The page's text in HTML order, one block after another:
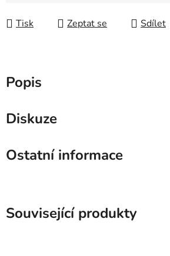
Tisk Zeptat se Sdílet
Popis
Diskuze
Ostatní informace
Související produkty